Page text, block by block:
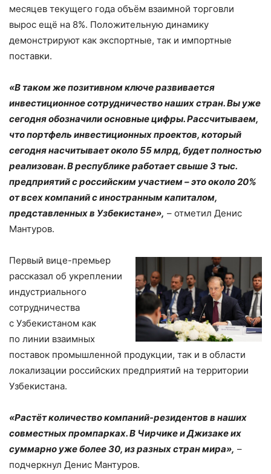
месяцев текущего года объём взаимной торговли
вырос ещё на 8%. Положительную динамику
демонстрируют как экспортные, так и импортные
поставки.
«В таком же позитивном ключе развивается
инвестиционное сотрудничество наших стран. Вы уже
сегодня обозначили основные цифры. Рассчитываем,
что портфель инвестиционных проектов, который
сегодня насчитывает около 55 млрд, будет полностью
реализован. В республике работает свыше 3 тыс.
предприятий с российским участием – это около 20%
от всех компаний с иностранным капиталом,
представленных в Узбекистане», – отметил Денис
Мантуров.
Первый вице-премьер
рассказал об укреплении
индустриального
сотрудничества
с Узбекистаном как
по линии взаимных
поставок промышленной продукции, так и в области
локализации российских предприятий на территории
Узбекистана.
«Растёт количество компаний-резидентов в наших
совместных промпарках. В Чирчике и Джизаке их
суммарно уже более 30, из разных стран мира», –
подчеркнул Денис Мантуров.